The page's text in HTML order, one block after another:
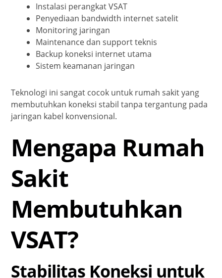
Instalasi perangkat VSAT
Penyediaan bandwidth internet satelit
Monitoring jaringan
Maintenance dan support teknis
Backup koneksi internet utama
Sistem keamanan jaringan
Teknologi ini sangat cocok untuk rumah sakit yang
membutuhkan koneksi stabil tanpa tergantung pada
jaringan kabel konvensional.
Mengapa Rumah
Sakit
Membutuhkan
VSAT?
Stabilitas Koneksi untuk